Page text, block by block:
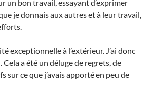
un bon travail, essayant d’exprimer
je donnais aux autres et à leur travail,
exceptionnelle à l’extérieur. J’ai donc
a été un déluge de regrets, de
sur ce que j’avais apporté en peu de